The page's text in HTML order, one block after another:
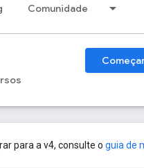
Comunidade
para a v4, consulte o guia de